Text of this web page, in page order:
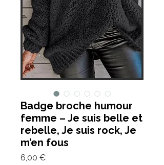
Badge broche humour
femme – Je suis belle et
rebelle, Je suis rock, Je
m’en fous
6,00 €Prix